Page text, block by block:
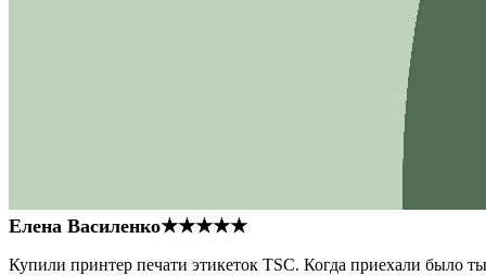
Елена Василенко★★★★★
Купили принтер печати этикеток TSC. Когда приехали было